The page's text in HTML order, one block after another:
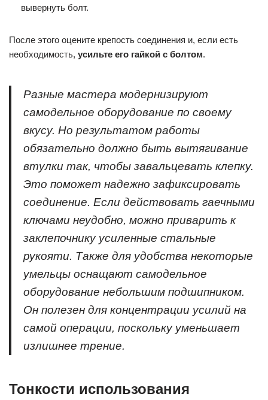
вывернуть болт.
После этого оцените крепость соединения и, если есть
необходимость, усильте его гайкой с болтом.
Разные мастера модернизируют
самодельное оборудование по своему
вкусу. Но результатом работы
обязательно должно быть вытягивание
втулки так, чтобы завальцевать клепку.
Это поможет надежно зафиксировать
соединение. Если действовать гаечными
ключами неудобно, можно приварить к
заклепочнику усиленные стальные
рукояти. Также для удобства некоторые
умельцы оснащают самодельное
оборудование небольшим подшипником.
Он полезен для концентрации усилий на
самой операции, поскольку уменьшает
излишнее трение.
Тонкости использования